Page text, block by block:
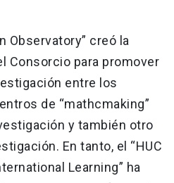
Observatory” creó la
Consorcio para promover
entre los
de “mathcmaking”
y también otro
En tanto, el “HUC
Learning” ha